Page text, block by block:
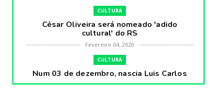
CULTURA
César Oliveira será nomeado 'adido
cultural' do RS
Fevereiro 04, 2020
CULTURA
Num 03 de dezembro, nascia Luis Carlos
Prestes, o Cavaleiro ...